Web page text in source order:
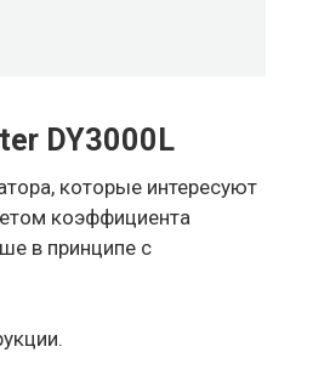
DY3000L
которые интересуют
коэффициента
в принципе с